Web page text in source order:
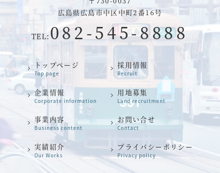
広島県広島市中区中町2番16号
TEL:082-545-8888
トップページ
企業情報
事業内容
実績紹介
採用情報
用地募集
お問い合せ
プライバシーポリシー